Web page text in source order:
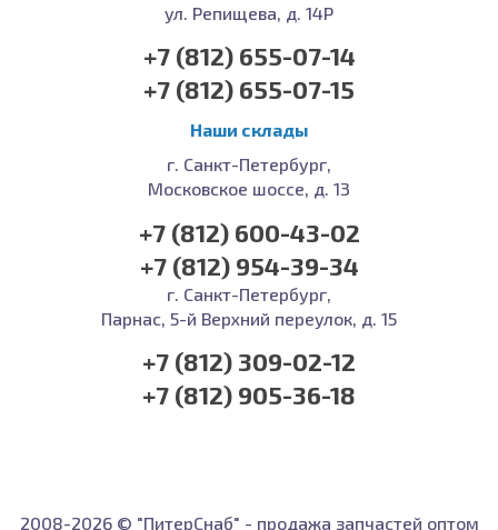
ул. Репищева, д. 14Р
+7 (812) 655-07-14
+7 (812) 655-07-15
Наши склады
г. Санкт-Петербург,
Московское шоссе, д. 13
+7 (812) 600-43-02
+7 (812) 954-39-34
г. Санкт-Петербург,
Парнас, 5-й Верхний переулок, д. 15
+7 (812) 309-02-12
+7 (812) 905-36-18
2008-2026 © "ПитерСнаб" - продажа запчастей оптом